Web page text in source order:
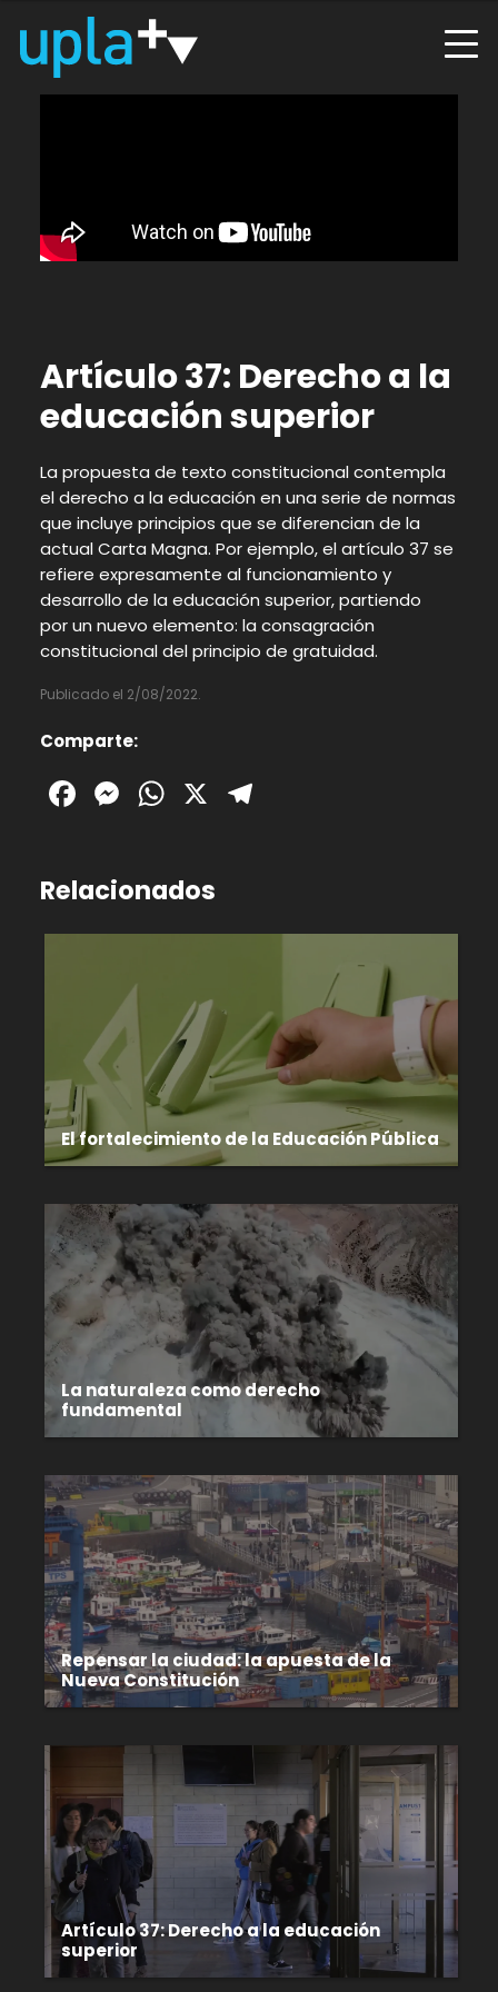
Artículo 37: Derecho a la
educación superior
La propuesta de texto constitucional contempla
el derecho a la educación en una serie de normas
que incluye principios que se diferencian de la
actual Carta Magna. Por ejemplo, el artículo 37 se
refiere expresamente al funcionamiento y
desarrollo de la educación superior, partiendo
porun nuevo elemento: la consagración
constitucional del principio de gratuidad.
Publicado el 2/08/2022.
Comparte:
Facebook
Messenger
WhatsApp
X
Relacionados
El fortalecimiento de la Educación Pública
La naturaleza como derecho
fundamental
Repensar la ciudad: la apuesta de la
Nueva Constitución
Artículo 37: Derecho a la educación
superior